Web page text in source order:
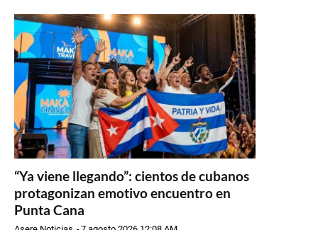
“Ya viene llegando”: cientos de cubanos
protagonizan emotivo encuentro en
Punta Cana